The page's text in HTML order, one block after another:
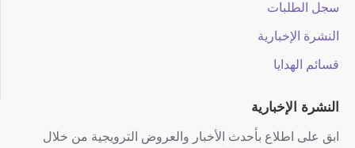
سجل الطلبات
النشرة الإخبارية
قسائم الهدايا
النشرة الإخبارية
ابق على اطلاع بأحدث الأخبار والعروض الترويجية من خلال